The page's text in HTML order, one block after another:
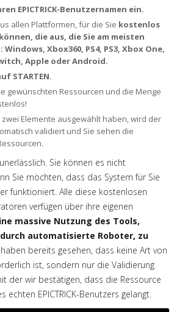
EPICTRICK-Benutzernamen ein.
allen Plattformen, für die Sie kostenlos
die aus, die Sie am meisten
Xbox360, PS4, PS3, Xbox One,
Apple oder Android.
STARTEN.
gewünschten Ressourcen und die Menge
zwei Elemente ausgewählt haben, wird der
validiert und Sie sehen die
Sie können es nicht
Sie möchten, dass das System für Sie
funktioniert. Alle diese kostenlosen
verfügen über ihre eigenen
massive Nutzung des Tools,
automatisierte Roboter, zu
haben bereits gesehen, dass keine Art von
ist, sondern nur die Validierung
der wir bestätigen, dass die Ressource
echten EPICTRICK-Benutzers gelangt.